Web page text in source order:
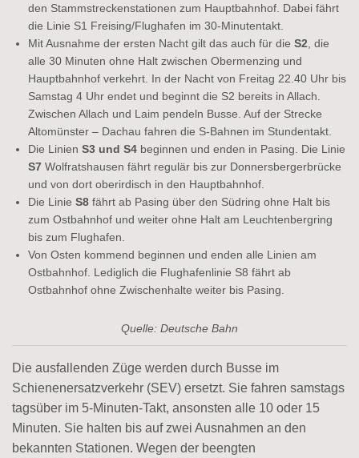
den Stammstreckenstationen zum Hauptbahnhof. Dabei fährt
die Linie S1 Freising/Flughafen im 30-Minutentakt.
Mit Ausnahme der ersten Nacht gilt das auch für die S2 , die
alle 30 Minuten ohne Halt zwischen Obermenzing und
Hauptbahnhof verkehrt. In der Nacht von Freitag 22.40 Uhr bis
Samstag 4 Uhr endet und beginnt die S2 bereits in Allach.
Zwischen Allach und Laim pendeln Busse. Auf der Strecke
Altomünster – Dachau fahren die S-Bahnen im Stundentakt.
Die Linien S3 und S4 beginnen und enden in Pasing. Die Linie
S7 Wolfratshausen fährt regulär bis zur Donnersbergerbrücke
und von dort oberirdisch in den Hauptbahnhof.
Die Linie S8 fährt ab Pasing über den Südring ohne Halt bis
zum Ostbahnhof und weiter ohne Halt am Leuchtenbergring
bis zum Flughafen.
Von Osten kommend beginnen und enden alle Linien am
Ostbahnhof. Lediglich die Flughafenlinie S8 fährt ab
Ostbahnhof ohne Zwischenhalte weiter bis Pasing.
Quelle: Deutsche Bahn
Die ausfallenden Züge werden durch Busse im
Schienenersatzverkehr (SEV) ersetzt. Sie fahren samstags
tagsüber im 5-Minuten-Takt, ansonsten alle 10 oder 15
Minuten. Sie halten bis auf zwei Ausnahmen an den
bekannten Stationen. Wegen der beengten